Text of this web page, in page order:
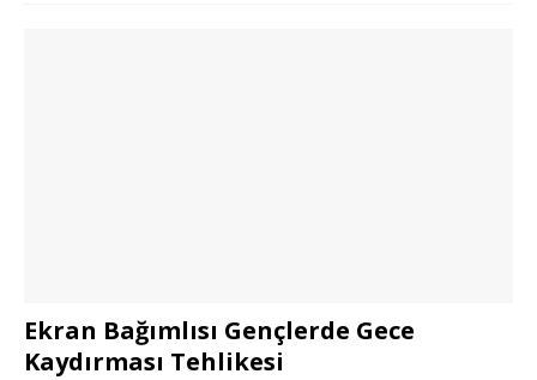
Ekran Bağımlısı Gençlerde Gece
Kaydırması Tehlikesi